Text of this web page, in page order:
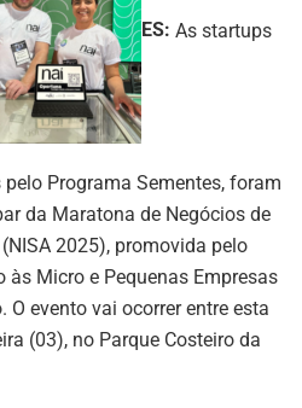
ES: As startups
pelo Programa Sementes, foram
da Maratona de Negócios de
2025), promovida pelo
às Micro e Pequenas Empresas
O evento vai ocorrer entre esta
(03), no Parque Costeiro da